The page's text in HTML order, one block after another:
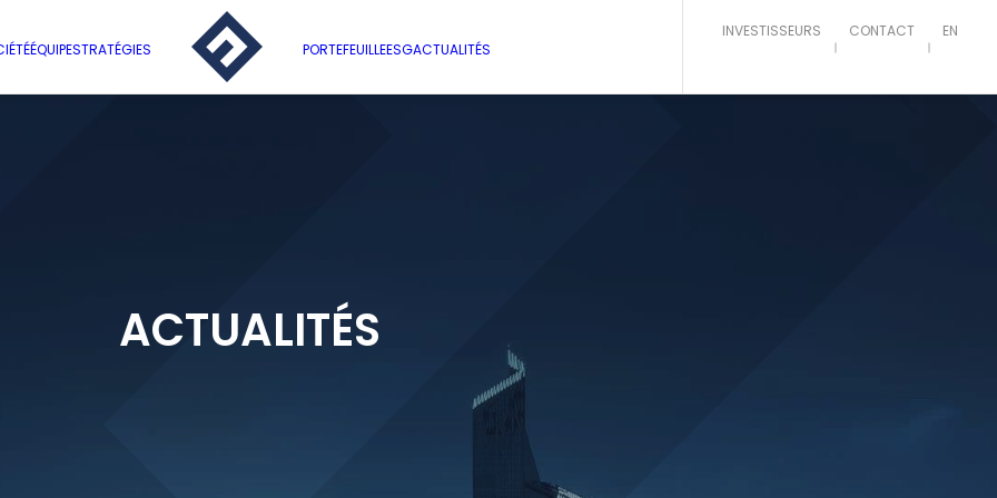
ÉQUIPESTRATÉGIES PORTEFEUILLEESGACTUALITÉS
INVESTISSEURS CONTACT EN
ACTUALITÉS